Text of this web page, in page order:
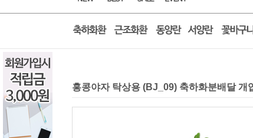
홍콩야자 탁상용 (BJ_09) 축하화분배달 개